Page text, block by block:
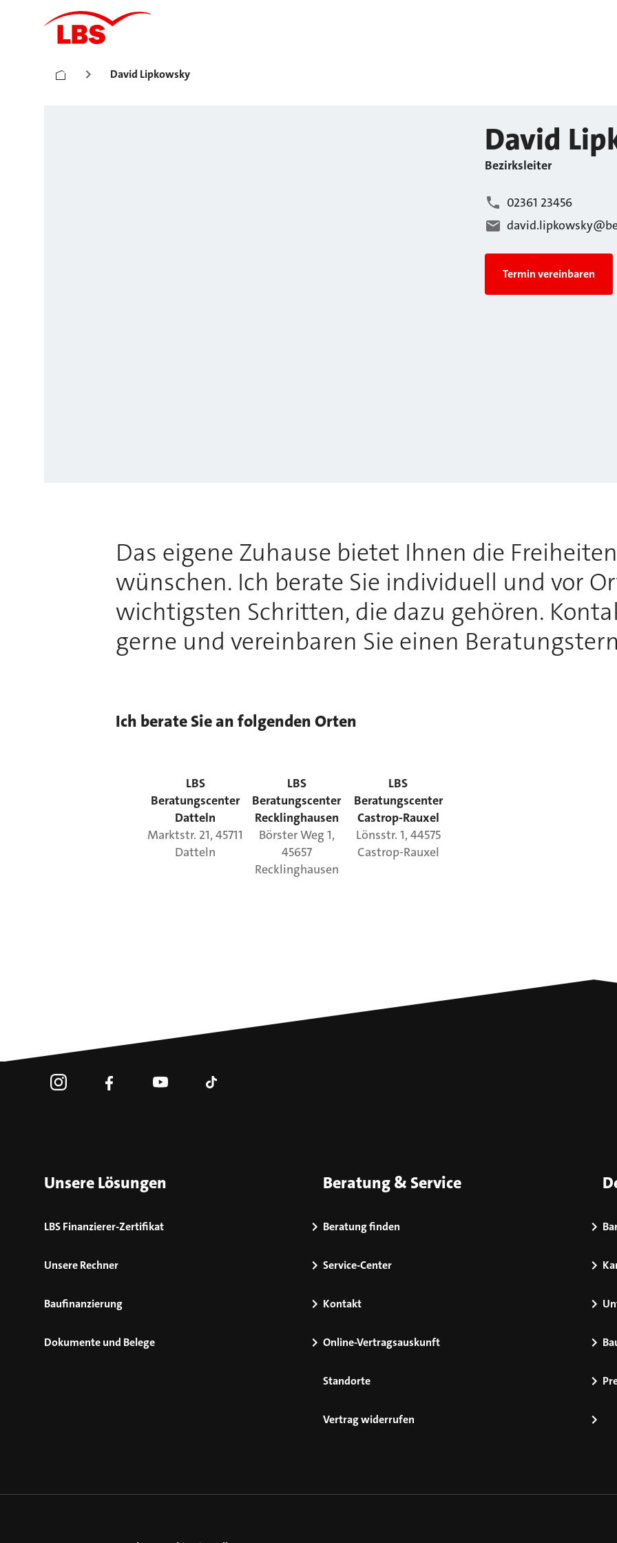
David Lipkowsky
David
Bezirksleiter
02361 23456
Termin vereinbaren
Das eigene Zuhause bietet Ihnen die
wünschen. Ich berate Sie individuell und vor
wichtigsten Schritten, die dazu gehören.
gerne und vereinbaren Sie einen
Ich berate Sie an folgenden Orten
LBS
Beratungscenter
Datteln
Marktstr. 21,45711
Datteln
LBS
Beratungscenter
Recklinghausen
Börster Weg 1,
45657
Recklinghausen
LBS
Beratungscenter
Castrop-Rauxel
Lönsstr. 1, 44575
Castrop-Rauxel
Unsere Lösungen
LBS Finanzierer-Zertifikat
Unsere Rechner
Baufinanzierung
Dokumente und Belege
Beratung & Service
Beratung finden
Service-Center
Kontakt
Online-Vertragsauskunft
Standorte
Vertrag widerrufen